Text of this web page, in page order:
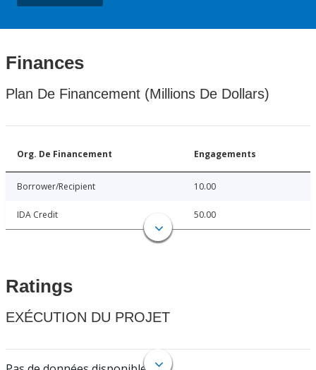
Finances
Plan De Financement (Millions De Dollars)
Org. De Financement Engagements
Borrower/Recipient 10.00
IDA Credit 50.00
Ratings
EXÉCUTION DU PROJET